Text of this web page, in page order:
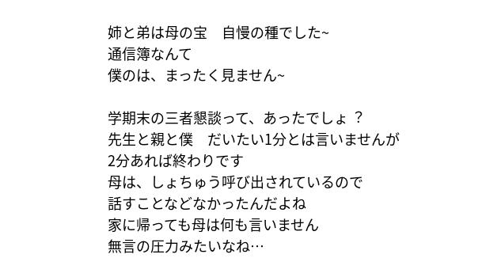
姉と弟は母の宝 自慢の種でした~
通信簿なんて
僕のは、まったく見ません~
学期末の三者懇談って、あったでしょ︖
先生と親と僕 だいたい1分とは言いませんが
2分あれば終わりです
母は、しょちゅう呼び出されているので
話すことなどなかったんだよね
家に帰っても母は何も言いません
無言の圧力みたいなね…